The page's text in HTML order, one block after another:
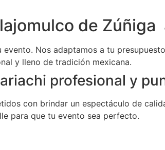
de Zúñiga
Nos adaptamos a tu
y lleno de tradición mexicana.
profesional y
con brindar un espectáculo de
para que tu evento sea perfecto.